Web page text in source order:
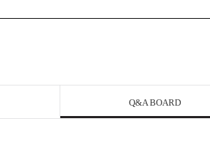
Q&A BOARD